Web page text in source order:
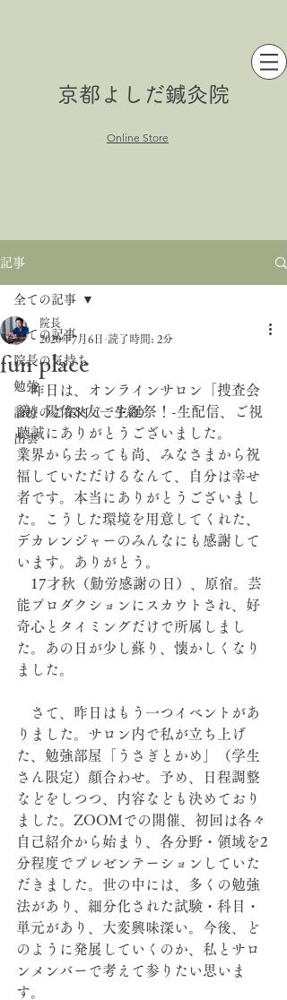
京都よしだ鍼灸院
Online Store
記事
全ての記事
院長の気持ち
勉強
診療のご案内（ご予約）
出雲
全ての記事
fun place
院長
2020年7月6日 読了時間: 2分
昨日は、オンラインサロン「捜査会
議」陽佑&友一生誕祭！-生配信、ご視
聴誠にありがとうございました。
業界から去っても尚、みなさまから祝
福していただけるなんて、自分は幸せ
者です。本当にありがとうございまし
た。こうした環境を用意してくれた、
デカレンジャーのみんなにも感謝して
います。ありがとう。
17才秋（勤労感謝の日）、原宿。芸
能プロダクションにスカウトされ、好
奇心とタイミングだけで所属しまし
た。あの日が少し蘇り、懐かしくなり
ました。
さて、昨日はもう一つイベントがあ
りました。サロン内で私が立ち上げ
た、勉強部屋「うさぎとかめ」（学生
さん限定）顔合わせ。予め、日程調整
などをしつつ、内容なども決めており
ました。ZOOMでの開催、初回は各々
自己紹介から始まり、各分野・領域を2
分程度でプレゼンテーションしていた
だきました。世の中には、多くの勉強
法があり、細分化された試験・科目・
単元があり、大変興味深い。今後、ど
のように発展していくのか、私とサロ
ンメンバーで考えて参りたい思いま
す。